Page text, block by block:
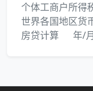
个体工商户所得
世界各国地区货
房贷计算
年/